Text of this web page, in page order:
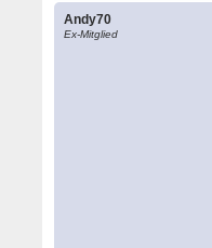
Andy70
Ex-Mitglied